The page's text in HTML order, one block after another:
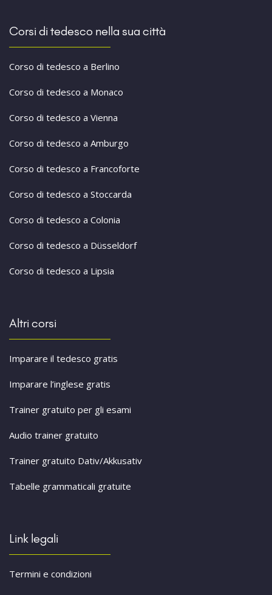
Corsi di tedesco nella sua città
Corso di tedesco a Berlino
Corso di tedesco a Monaco
Corso di tedesco a Vienna
Corso di tedesco a Amburgo
Corso di tedesco a Francoforte
Corso di tedesco a Stoccarda
Corso di tedesco a Colonia
Corso di tedesco a Düsseldorf
Corso di tedesco a Lipsia
Altri corsi
Imparare il tedesco gratis
Imparare l’inglese gratis
Trainer gratuito per gli esami
Audio trainer gratuito
Trainer gratuito Dativ/Akkusativ
Tabelle grammaticali gratuite
Link legali
Termini e condizioni